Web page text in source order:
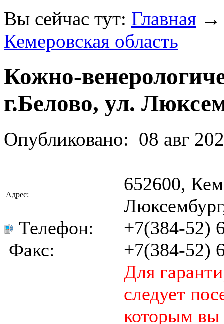
Вы сейчас тут: Главная
Кемеровская область
Кожно-
г.Белово, ул.
Опубликовано: 08 авг
Адрес:
652600,
Телефон:
+7(384-52)
Факс:
+7(384-52)
Для
следует
которым